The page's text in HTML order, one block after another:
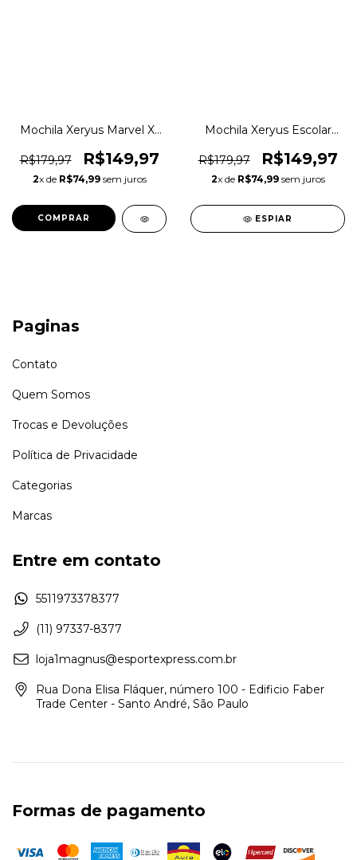
Mochila Xeryus Marvel X-
Original 1magnus
R$179,97 R$149,97
2x de R$74,99sem juros
COMPRAR
Mochila Xeryus Escolar
Original 1magnus
R$179,97 R$149,97
2x de R$74,99sem juros
ESPIAR
Paginas
Contato
Quem Somos
Trocas e Devoluções
Política de Privacidade
Categorias
Marcas
Entre em contato
5511973378377
(11) 97337-8377
loja1magnus@esportexpress.com.br
Rua Dona Elisa Fláquer, número 100 - Edificio Faber
Trade Center - Santo André, São Paulo
Formas de pagamento